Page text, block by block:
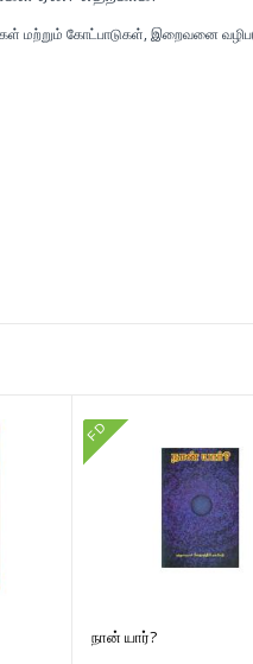
மற்றும் கோட்பாடுகள், இறைவனை
FD
நான் யார்?